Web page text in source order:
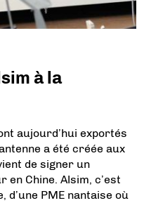
à la
aujourd’hui exportés
a été créée aux
de signer un
Chine. Alsim, c’est
d’une PME nantaise où